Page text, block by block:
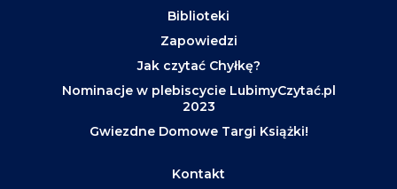
Biblioteki
Zapowiedzi
Jak czytać Chyłkę?
Nominacje w plebiscycie LubimyCzytać.pl
2023
Gwiezdne Domowe Targi Książki!
Kontakt